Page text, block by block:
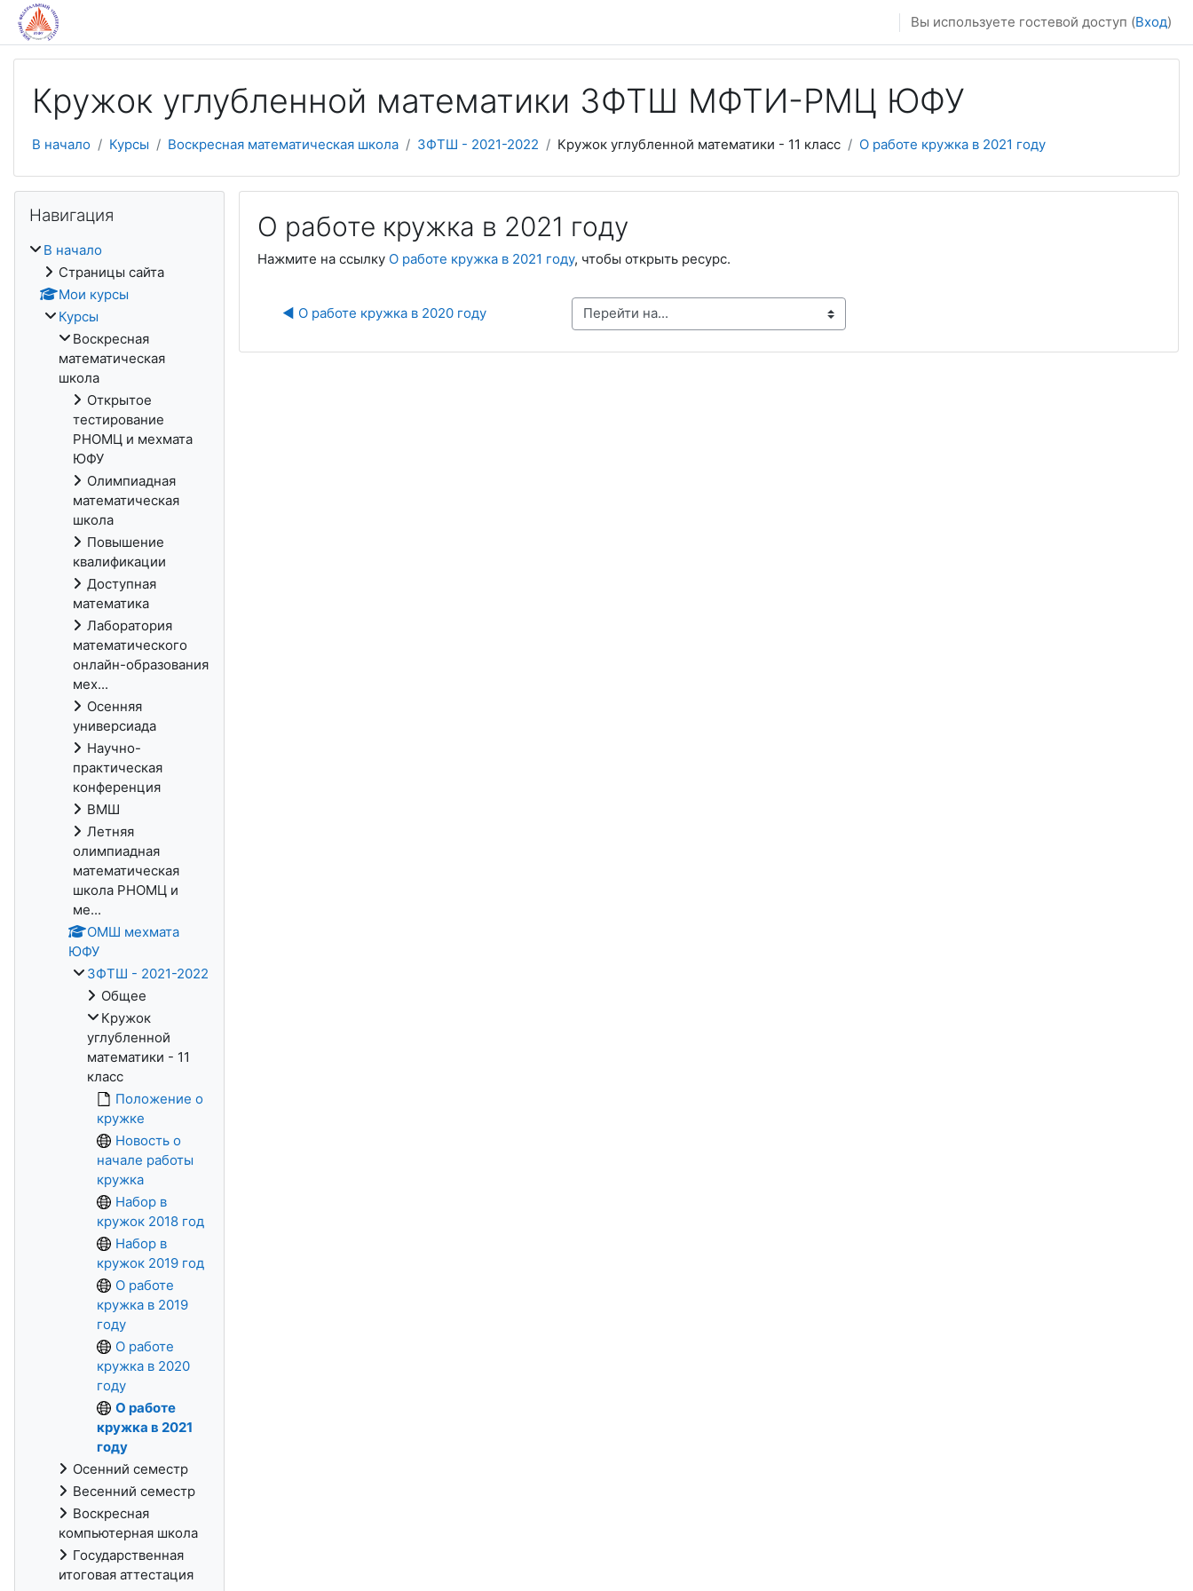
Перейти к основному содержанию
Вы используете гостевой доступ (Вход)
Кружок углубленной математики ЗФТШ МФТИ-РМЦ ЮФУ
В начало Курсы Воскресная математическая школа ЗФТШ - 2021-2022 Кружок углубленной математики - 11 класс О работе кружка в 2021 году
О работе кружка в 2021 году
Нажмите на ссылку О работе кружка в 2021 году, чтобы открыть ресурс.
◀︎ О работе кружка в 2020 году Перейти на...
Навигация
В начало
Страницы сайта
Мои курсы
Курсы
Воскресная
математическая
школа
Открытое
тестирование
РНОМЦ и мехмата
ЮФУ
Олимпиадная
математическая
школа
Повышение
квалификации
Доступная
математика
Лаборатория
математического
онлайн-образования
мех...
Осенняя
универсиада
Научно-
практическая
конференция
ВМШ
Летняя
олимпиадная
математическая
школа РНОМЦ и
ме...
ОМШ мехмата
ЮФУ
ЗФТШ - 2021-2022
Общее
Кружок
углубленной
математики - 11
класс
Положение о
кружке
Новость о
начале работы
кружка
Набор в
кружок 2018 год
Набор в
кружок 2019 год
О работе
кружка в 2019
году
О работе
кружка в 2020
году
О работе
кружка в 2021
году
Осенний семестр
Весенний семестр
Воскресная
компьютерная школа
Государственная
итоговая аттестация